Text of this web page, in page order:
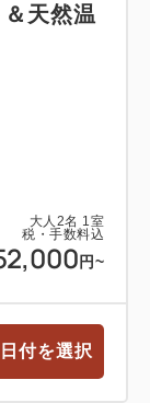
大人 2名 1 室
税・手数料込
円~
天然温
日付を選択